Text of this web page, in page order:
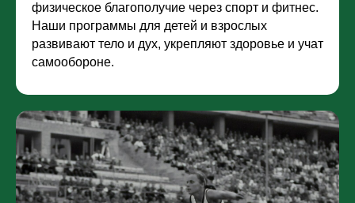
физическое благополучие через спорт и фитнес.
Наши программы для детей и взрослых
развивают тело и дух, укрепляют здоровье и учат
самообороне.